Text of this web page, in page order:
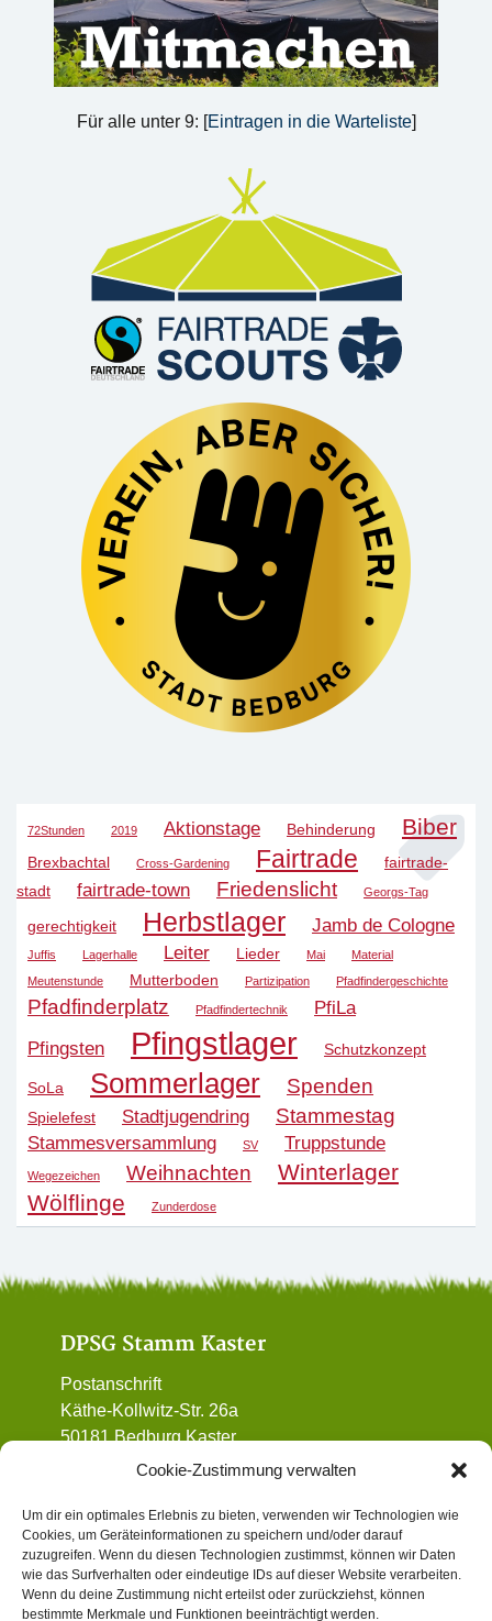
Cookie-Zustimmung verwalten
Um dir ein optimales Erlebnis zu bieten, verwenden wir Technologien wie
Cookies, um Geräteinformationen zu speichern und/oder darauf
zuzugreifen. Wenn du diesen Technologien zustimmst, können wir Daten
wie das Surfverhalten oder eindeutige IDs auf dieser Website verarbeiten.
Wenn du deine Zustimmung nicht erteilst oder zurückziehst, können
bestimmte Merkmale und Funktionen beeinträchtigt werden.
Für alle unter 9: [Eintragen in die Warteliste]
72Stunden 2019 Aktionstage Behinderung Biber
Brexbachtal Cross-Gardening Fairtrade
fairtrade-
stadt
fairtrade-town Friedenslicht Georgs-Tag
gerechtigkeit Herbstlager Jamb de Cologne
Juffis Lagerhalle Leiter Lieder Mai
Material
Meutenstunde
Mutterboden Partizipation Pfadfindergeschichte
Pfadfinderplatz Pfadfindertechnik
PfiLa
Pfingsten
Pfingstlager Schutzkonzept
SoLa Sommerlager Spenden
Spielefest Stadtjugendring Stammestag
Stammesversammlung SV Truppstunde
Wegezeichen Weihnachten
Winterlager
Wölflinge
Zunderdose
DPSG Stamm Kaster
Postanschrift
Käthe-Kollwitz-Str. 26a
50181 Bedburg Kaster
01 72 / 90 32 962
Informatives
Datenschutz